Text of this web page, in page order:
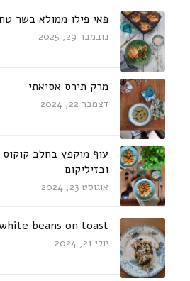
פאי פילו ממולא בשר
נובמבר 29, 2025
מרק תירס אסיאתי
דצמבר 22, 2024
עוף מוקפץ בחלב
ובזיליקום
אוגוסט 23, 2024
beans on toast
יולי 21, 2024